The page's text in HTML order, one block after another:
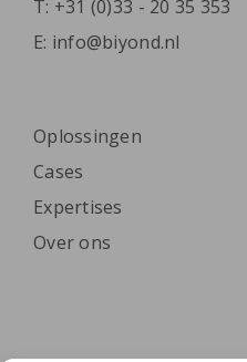
T: +31 (0)33 - 20 35 353
E: info@biyond.nl
Oplossingen
Cases
Expertises
Over ons